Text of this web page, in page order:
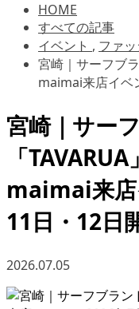
HOME
すべての記事
イベント , ファ
宮崎｜サーフブ
maimai来店イベ
宮崎｜サー
「
maimai来店
11日・12日
2026.07.05